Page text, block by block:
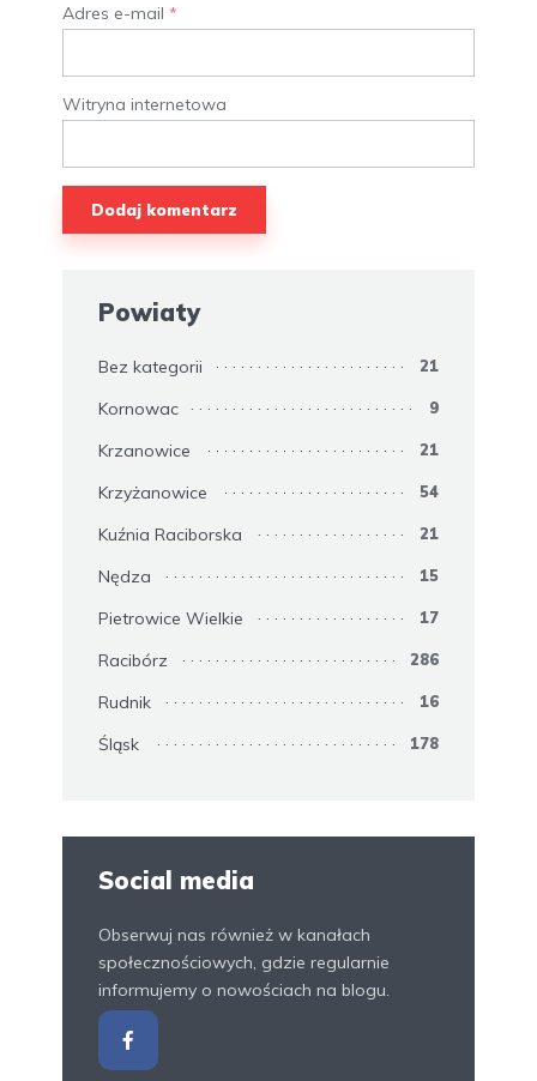
Adres e-mail *
Witryna internetowa
Powiaty
Bez kategorii 21
Kornowac 9
Krzanowice 21
Krzyżanowice 54
Kuźnia Raciborska 21
Nędza 15
Pietrowice Wielkie 17
Racibórz 286
Rudnik 16
Śląsk 178
Social media
Obserwuj nas również w kanałach
społecznościowych, gdzie regularnie
informujemy o nowościach na blogu.